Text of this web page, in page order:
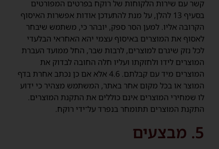
קשר עם שירות הלקוחות של רוקח בפרטים המפורטים
בסעיף ‎13 להלן, על מנת להתעדכן אודות אפשרות האיסוף
הקרובה אליו. למען הסר ספק, יובהר כי, משתמש שיבחר
לאסוף את המוצרים באיסוף עצמי יהא האחראי הבלעדי
לכל נזק שיגרם למוצרים, לרבות שבר, החל ממועד העברת
המוצרים לידו ולחזקתו ועליו חלה החובה לבדוק את
המוצרים מיד עם קבלתם. 4.6 אלא אם כן נכתב אחרת בדף
המוצר או בכל מקום אחר באתר, המשתמש מצהיר כי ידוע
לו שמחירי המוצרים אינם כוללים את התקנת המוצרים.
התקנת המוצרים תתומחר בנפרד על־ידי רוקח.
5. מבצעים